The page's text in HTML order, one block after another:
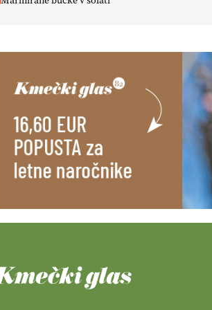
@EUAgri #imcap #cap #blog
[EKOloško = LOGIČNO
Kakovostna ekološka semena in
uspešne ekološke pridelave.
VEČ
https://t.co/OQSsax7l8V
@EUAgri #IMCAP #CAP
https://t.co/PAL0zlhVia
13.07.2026
[EKOloško = LOGIČNO ]
Na
podjetniško zgodbo.
VEČ
https://t.co/EulJoSBYMi @EUAgri